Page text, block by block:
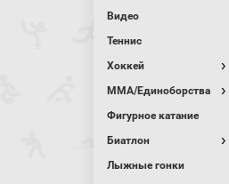
Видео
Теннис
Хоккей
MMA/Единоборства
Фигурное катание
Биатлон
Лыжные гонки